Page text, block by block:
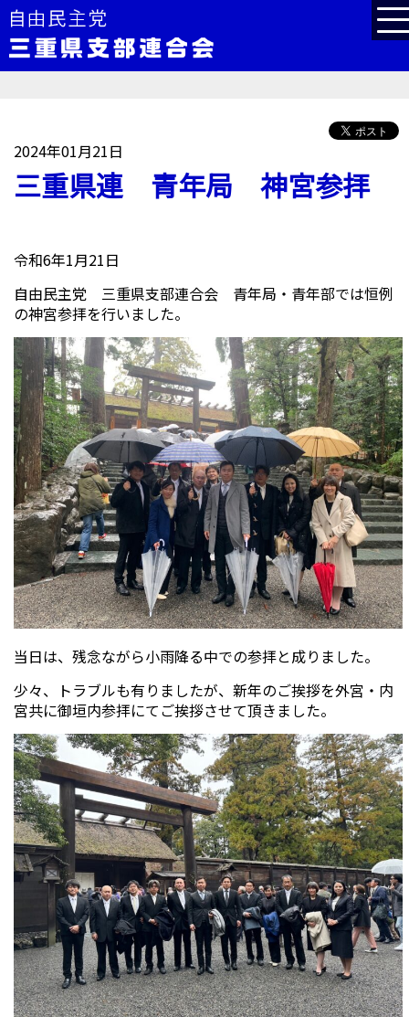
2024年01月21日
三重県連 青年局 神宮参拝
令和6年1月21日
自由民主党 三重県支部連合会 青年局・青年部では恒例
の神宮参拝を行いました。
当日は、残念ながら小雨降る中での参拝と成りました。
少々、トラブルも有りましたが、新年のご挨拶を外宮・内
宮共に御垣内参拝にてご挨拶させて頂きました。